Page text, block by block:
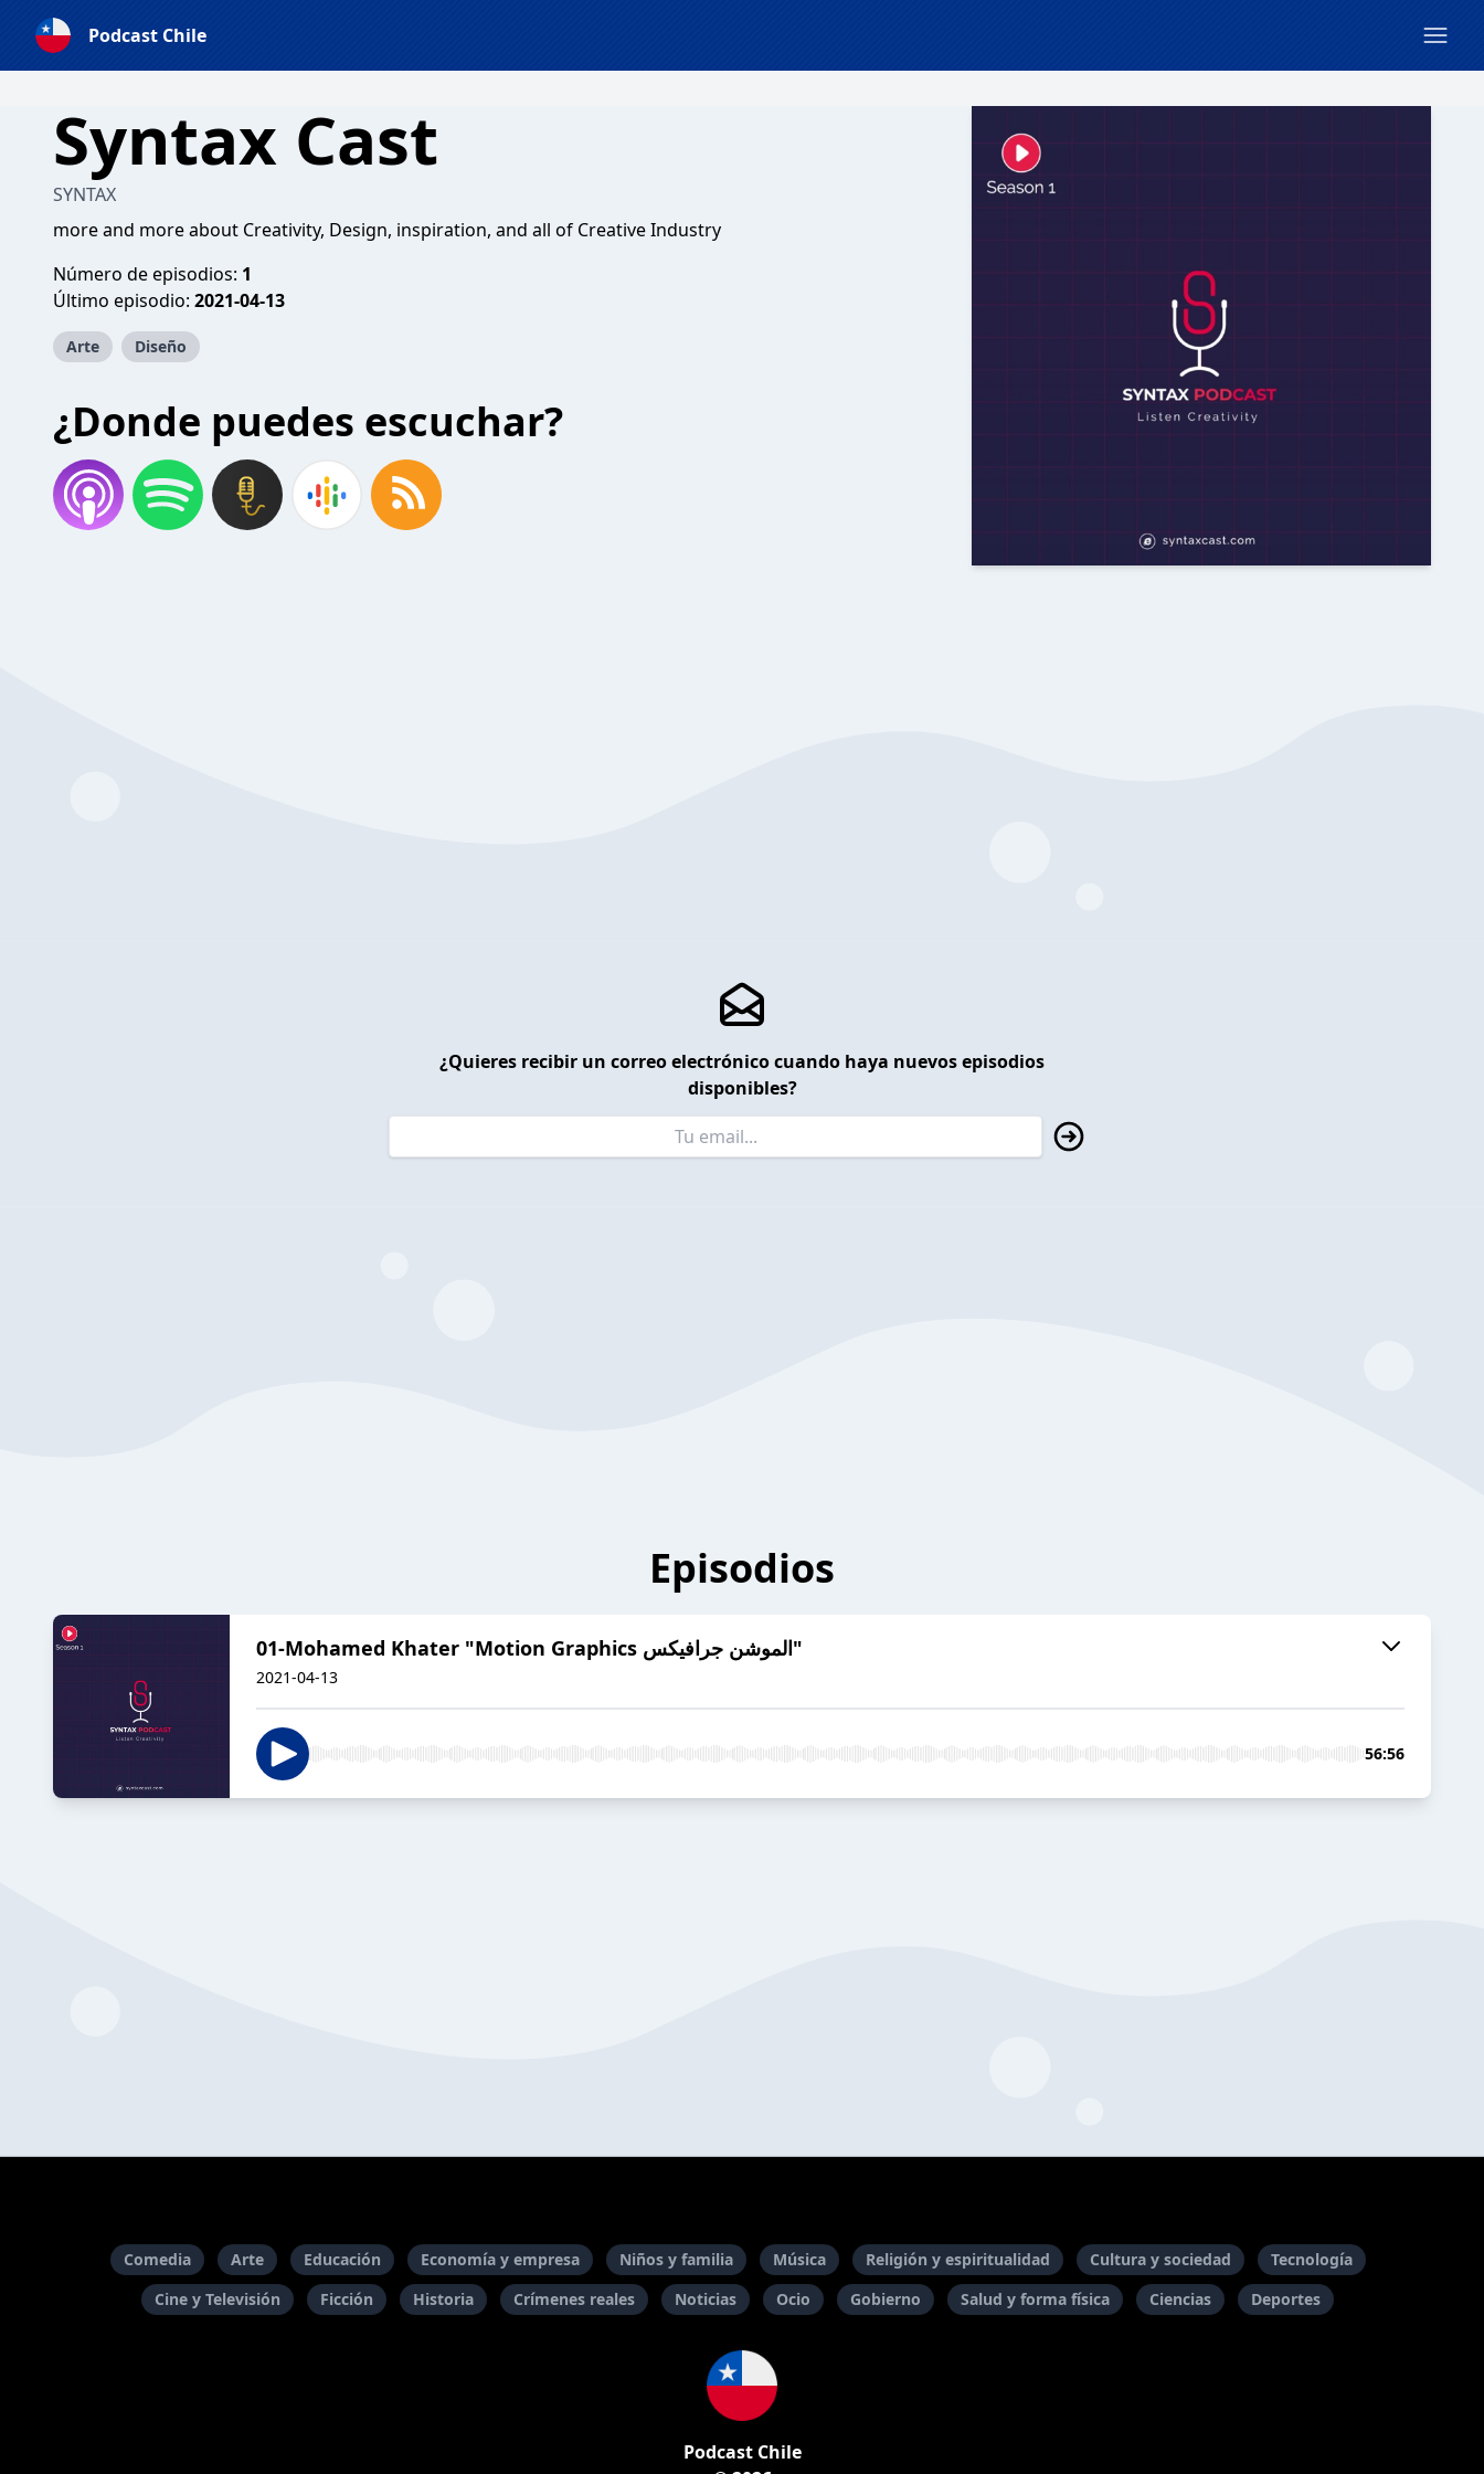
Podcast Chile
Syntax Cast
SYNTAX
more and more about Creativity, Design, inspiration, and all of Creative Industry
Número de episodios: 1
Último episodio: 2021-04-13
Arte Diseño
¿Donde puedes escuchar?
¿Quieres recibir un correo electrónico cuando haya nuevos episodios
disponibles?
Episodios
01-Mohamed Khater "Motion Graphics الموشن جرافيكس"
2021-04-13
56:56
Comedia Arte Educación Economía y empresa Niños y familia Música Religión y espiritualidad Cultura y sociedad
Tecnología
Cine y Televisión
Ficción Historia Crímenes reales Noticias Ocio Gobierno Salud y forma física Ciencias Deportes
Podcast Chile